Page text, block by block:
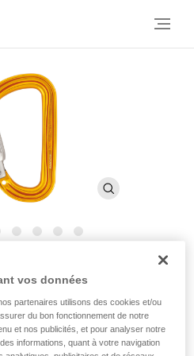
compact et léger, en forme
vos données
partenaires utilisons des cookies et/ou
du bon fonctionnement de notre
et nos publicités, et pour analyser notre
informations, quant à votre navigation